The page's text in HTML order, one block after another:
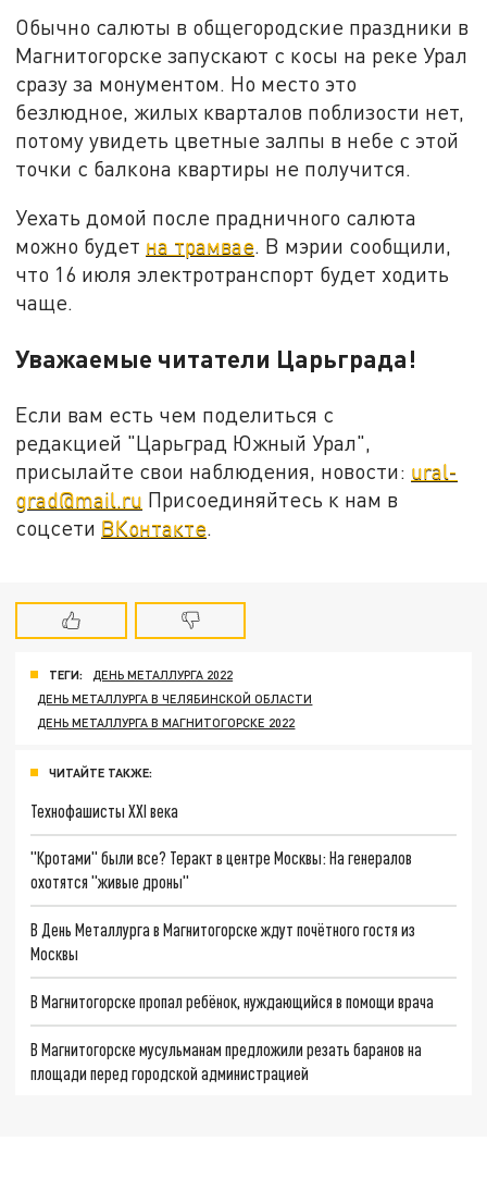
Обычно салюты в общегородские праздники в
Магнитогорске запускают с косы на реке Урал
сразу за монументом. Но место это
безлюдное, жилых кварталов поблизости нет,
потому увидеть цветные залпы в небе с этой
точки с балкона квартиры не получится.
Уехать домой после прадничного салюта
можно будет на трамвае. В мэрии сообщили,
что 16 июля электротранспорт будет ходить
чаще.
Уважаемые читатели Царьграда!
Если вам есть чем поделиться с
редакцией "Царьград Южный Урал",
присылайте свои наблюдения, новости: ural-
grad@mail.ru Присоединяйтесь к нам в
соцсети ВКонтакте.
ТЕГИ:
ДЕНЬ МЕТАЛЛУРГА 2022
ДЕНЬ МЕТАЛЛУРГА В ЧЕЛЯБИНСКОЙ ОБЛАСТИ
ДЕНЬ МЕТАЛЛУРГА В МАГНИТОГОРСКЕ 2022
ЧИТАЙТЕ ТАКЖЕ:
Технофашисты XXI века
"Кротами" были все? Теракт в центре Москвы: На генералов
охотятся "живые дроны"
В День Металлурга в Магнитогорске ждут почётного гостя из
Москвы
В Магнитогорске пропал ребёнок, нуждающийся в помощи врача
В Магнитогорске мусульманам предложили резать баранов на
площади перед городской администрацией